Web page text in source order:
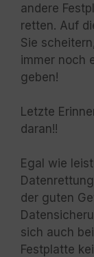
andere
retten. Auf
Sie
immer noch
geben!
Letzte
daran!!
Egal wie
der guten
sich auch
Festplatte